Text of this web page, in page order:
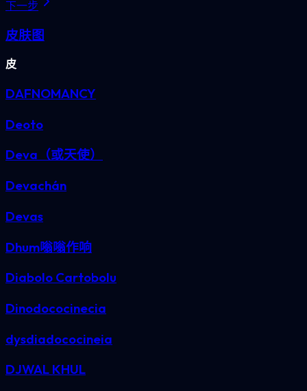
下一步
皮肤图
皮
DAFNOMANCY
Deoto
Deva（或天使）
Devachán
Devas
Dhum嗡嗡作响
Diabolo Cartobolu
Dinodococinecia
dysdiadococineia
DJWAL KHUL